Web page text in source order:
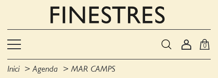
0
Inici Agenda MAR CAMPS